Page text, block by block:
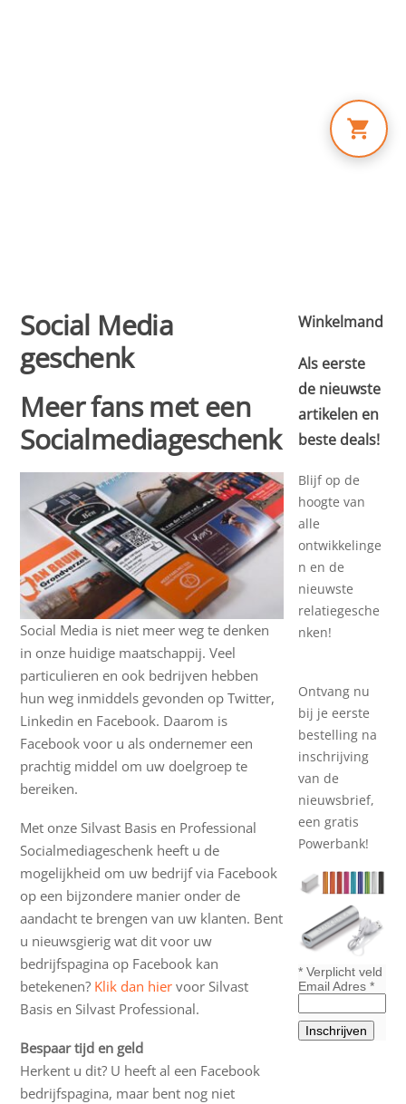
Social Media
geschenk
Meer fans met een
Socialmediageschenk
Social Media is niet meer weg te denken
in onze huidige maatschappij. Veel
particulieren en ook bedrijven hebben
hun weg inmiddels gevonden op Twitter,
Linkedin en Facebook. Daarom is
Facebook voor u als ondernemer een
prachtig middel om uw doelgroep te
bereiken.
Met onze Silvast Basis en Professional
Socialmediageschenk heeft u de
mogelijkheid om uw bedrijf via Facebook
op een bijzondere manier onder de
aandacht te brengen van uw klanten. Bent
u nieuwsgierig wat dit voor uw
bedrijfspagina op Facebook kan
betekenen? Klik dan hier voor Silvast
Basis en Silvast Professional.
Bespaar tijd en geld
Herkent u dit? U heeft al een Facebook
bedrijfspagina, maar bent nog niet
Winkelmand
Als eerste
de nieuwste
artikelen en
beste deals!
Blijf op de
hoogte van
alle
ontwikkelinge
n en de
nieuwste
relatiegesche
nken!
Ontvang nu
bij je eerste
bestelling na
inschrijving
van de
nieuwsbrief,
een gratis
Powerbank!
*Verplicht veld
Email Adres *